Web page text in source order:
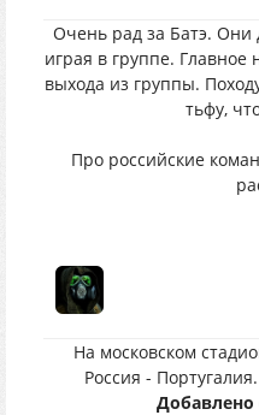
Очень рад за Батэ. Они
играя в группе.
выхода из группы.
тьфу,
Про российские
На московском
Россия -
Добавлено